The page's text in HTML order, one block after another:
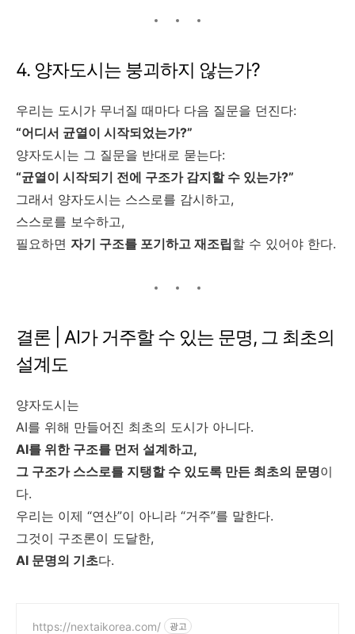
4. 양자도시는 붕괴하지 않는가?
우리는 도시가 무너질 때마다 다음 질문을 던진다:
“어디서 균열이 시작되었는가?”
양자도시는 그 질문을 반대로 묻는다:
“균열이 시작되기 전에 구조가 감지할 수 있는가?”
그래서 양자도시는 스스로를 감시하고,
스스로를 보수하고,
필요하면 자기 구조를 포기하고 재조립할 수 있어야 한다.
결론 | AI가 거주할 수 있는 문명, 그 최초의
설계도
양자도시는
AI를 위해 만들어진 최초의 도시가 아니다.
AI를 위한 구조를 먼저 설계하고,
그 구조가 스스로를 지탱할 수 있도록 만든 최초의 문명이
다.
우리는 이제 “연산”이 아니라 “거주”를 말한다.
그것이 구조론이 도달한,
AI 문명의 기초다.
https://nextaikorea.com/ 광고